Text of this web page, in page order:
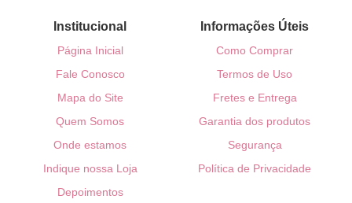
Institucional
Página Inicial
Fale Conosco
Mapa do Site
Quem Somos
Onde estamos
Indique nossa Loja
Depoimentos
Informações Úteis
Como Comprar
Termos de Uso
Fretes e Entrega
Garantia dos produtos
Segurança
Política de Privacidade